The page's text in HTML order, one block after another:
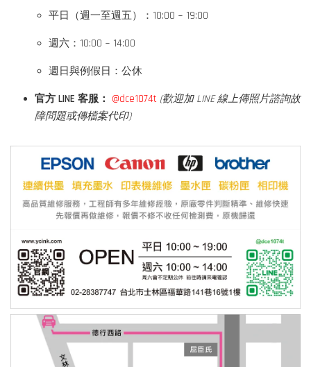
平日（週一至週五）：10:00 ~ 19:00
週六：10:00 ~ 14:00
週日與例假日：公休
官方 LINE 客服： @dce1074t (歡迎加 LINE 線上傳照片諮詢故
障問題或傳檔案代印)